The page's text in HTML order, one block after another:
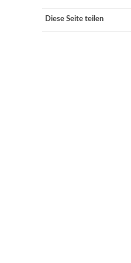
Diese Seite teilen